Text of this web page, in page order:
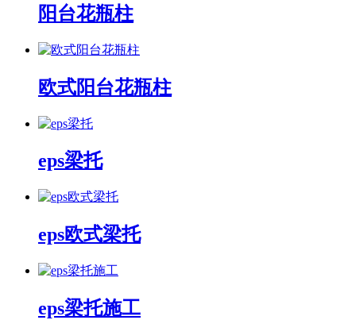
阳台花瓶柱
欧式阳台花瓶柱
eps梁托
eps欧式梁托
eps梁托施工